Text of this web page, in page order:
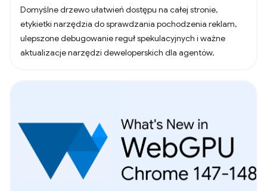
Domyślne drzewo ułatwień dostępu na całej stronie,
etykietki narzędzia do sprawdzania pochodzenia reklam,
ulepszone debugowanie reguł spekulacyjnych i ważne
aktualizacje narzędzi deweloperskich dla agentów.